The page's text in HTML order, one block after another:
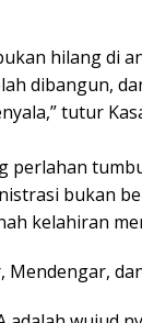
hilang di
dibangun,
tutur
perlahan
bukan
kelahiran
Mendengar,